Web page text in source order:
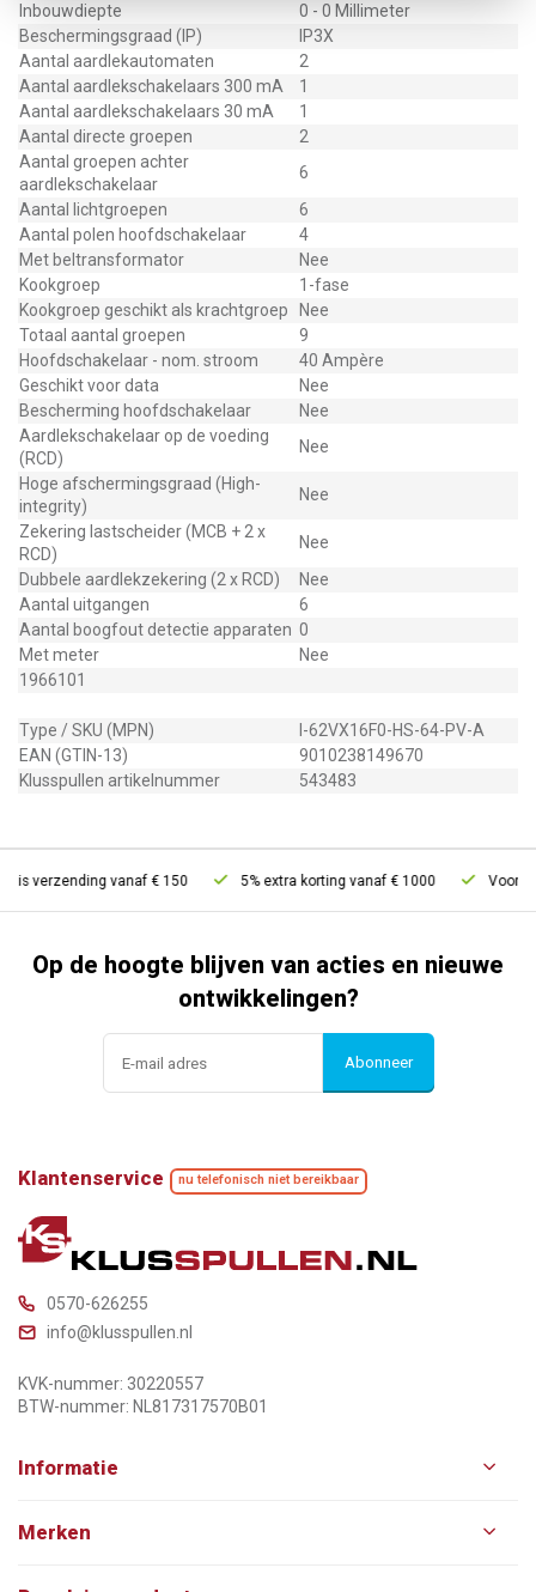
Inbouwdiepte
0 - 0 Millimeter
Beschermingsgraad (IP)
IP3X
Aantal aardlekautomaten
2
Aantal aardlekschakelaars 300 mA
1
Aantal aardlekschakelaars 30 mA
1
Aantal directe groepen
2
Aantal groepen achter
aardlekschakelaar
6
Aantal lichtgroepen
6
Aantal polen hoofdschakelaar
4
Met beltransformator
Nee
Kookgroep
1-fase
Kookgroep geschikt als krachtgroep
Nee
Totaal aantal groepen
9
Hoofdschakelaar - nom. stroom
40 Ampère
Geschikt voor data
Nee
Bescherming hoofdschakelaar
Nee
Aardlekschakelaar op de voeding
(RCD)
Nee
Hoge afschermingsgraad (High-
integrity)
Nee
Zekering lastscheider (MCB + 2 x
RCD)
Nee
Dubbele aardlekzekering (2 x RCD)
Nee
Aantal uitgangen
6
Aantal boogfout detectie apparaten 0
Met meter
Nee
1966101
Type / SKU (MPN)
I-62VX16F0-HS-64-PV-A
EAN (GTIN-13)
9010238149670
Klusspullen artikelnummer
543483
verzending vanaf € 150 5% extra korting vanaf € 1000 Voor
Op de hoogte blijven van acties en nieuwe
ontwikkelingen?
Abonneer
Klantenservice nu telefonisch niet bereikbaar
0570-626255
info@klusspullen.nl
KVK-nummer: 30220557
BTW-nummer: NL817317570B01
Informatie
Merken